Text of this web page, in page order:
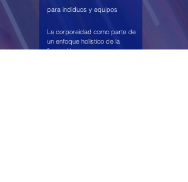
para indiduos y equipos
La corporeidad como parte de
un enfoque holístico de la
formación